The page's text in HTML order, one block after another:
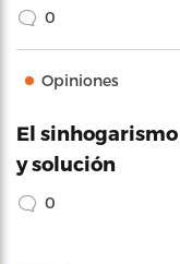
0
Opiniones
El
y solución
0